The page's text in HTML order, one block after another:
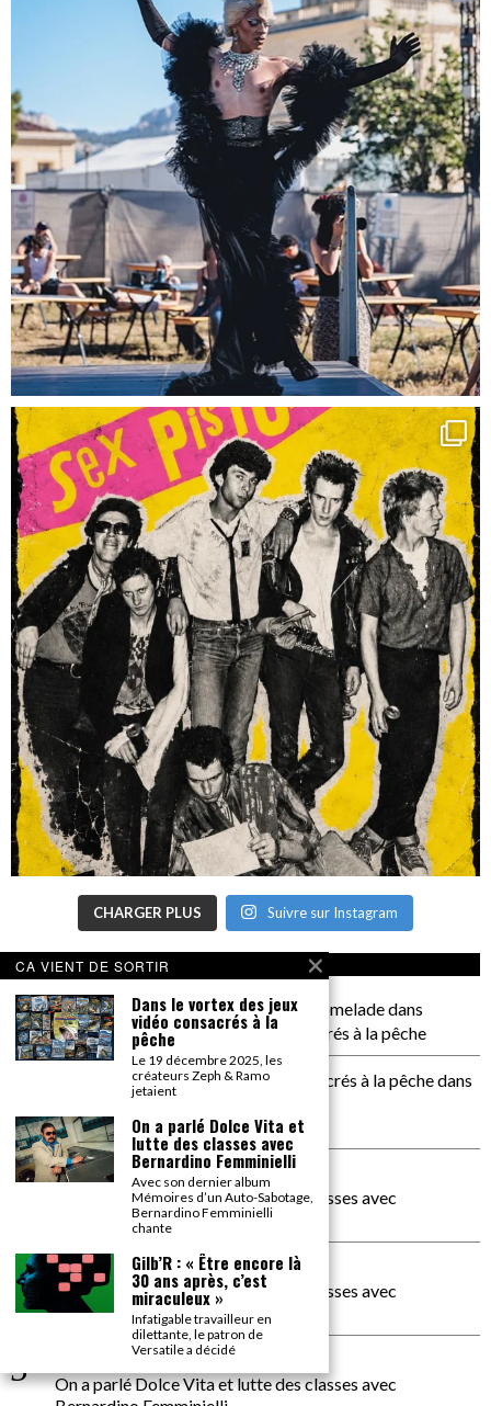
CHARGER PLUS Suivre sur Instagram
CA COMMENTE SEC
il a pas de genoux Messi comme P comeladedans
Dans le vortex des jeux vidéo consacrés à la pêche
Dans le vortex des jeux vidéos consacrés à la pêchedans
PACÔME THIELLEMENT
La séance d’Hip Gnose
La Patrie
dans
On a parlé Dolce Vita et lutte des classes avec
Bernardino Femminielli
carte noire negra à l'o tiededans
On a parlé Dolce Vita et lutte des classes avec
Bernardino Femminielli
moise et son mascarédans
On a parlé Dolce Vita et lutte des classes avec
CA VIENT DE SORTIR
Dans le vortex des jeux
vidéo consacrés à la
pêche
Le 19 décembre 2025, les
créateurs Zeph & Ramo
jetaient
On a parlé Dolce Vita et
lutte des classes avec
Bernardino Femminielli
Avec son dernier album
Mémoires d’un Auto-Sabotage,
Bernardino Femminielli
chante
Gilb’R : « Être encore là
30 ans après, c’est
miraculeux »
Infatigable travailleur en
dilettante, le patron de
Versatile a décidé